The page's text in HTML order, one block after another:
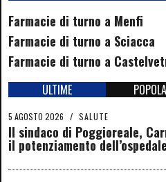
Farmacie di turno a Menfi
Farmacie di turno a Sciacca
Farmacie di turno a
ULTIME
5 AGOSTO 2026 / SALUTE
Il sindaco di Poggioreale,
il potenziamento